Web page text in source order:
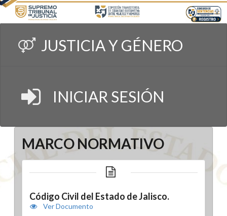
JUSTICIA Y GÉNERO
INICIAR SESIÓN
MARCO NORMATIVO
Código Civil del Estado de Jalisco.
Ver Documento